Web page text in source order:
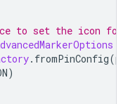
to set the icon for
. fromPinConfig(
)